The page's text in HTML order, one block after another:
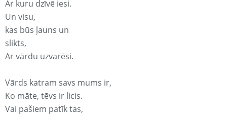
Ar kuru dzīvē iesi.
Un visu,
kas būs ļauns un
slikts,
Ar vārdu uzvarēsi.
Vārds katram savs mums ir,
Ko māte, tēvs ir licis.
Vai pašiem patīk tas,